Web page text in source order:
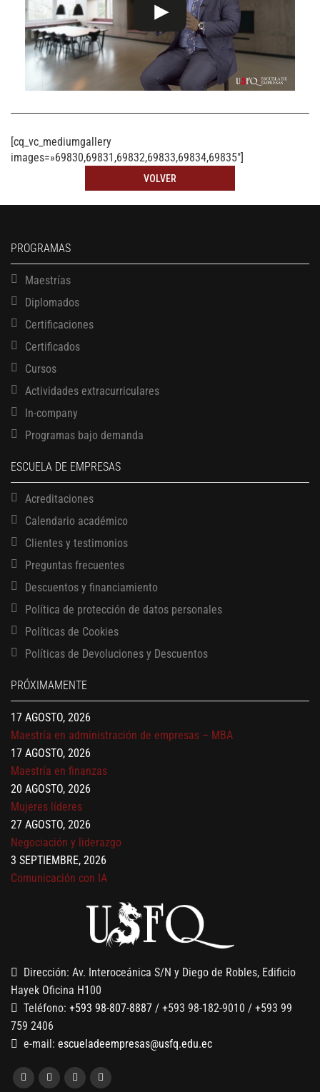
[cq_vc_mediumgallery
images=»69830,69831,69832,69833,69834,69835″]
VOLVER
PROGRAMAS
Maestrías
Diplomados
Certificaciones
Certificados
Cursos
Actividades extracurriculares
In-company
Programas bajo demanda
ESCUELA DE EMPRESAS
Acreditaciones
Calendario académico
Clientes y testimonios
Preguntas frecuentes
Descuentos y financiamiento
Política de protección de datos personales
Políticas de Cookies
Políticas de Devoluciones y Descuentos
PRÓXIMAMENTE
13 AGOSTO, 2026
17 AGOSTO, 2026
Gerencia de empresas familiares
17 AGOSTO, 2026
Maestría en administración de empresas – MBA
17 AGOSTO, 2026
Maestría en finanzas
20 AGOSTO, 2026
Mujeres líderes
27 AGOSTO, 2026
Negociación y liderazgo
3 SEPTIEMBRE, 2026
Comunicación con IA
Gobernanza de datos
13 AGOSTO, 2026
Finanzas para no financieros
Dirección: Av. Interoceánica S/N y Diego de Robles, Edificio
Hayek Oficina H100
Teléfono: +593 98-807-8887 / +593 98-182-9010 / +593 99
759 2406
e-mail: escueladeempresas@usfq.edu.ec